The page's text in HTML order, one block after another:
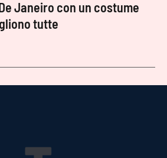
Janeiro con un costume
tutte